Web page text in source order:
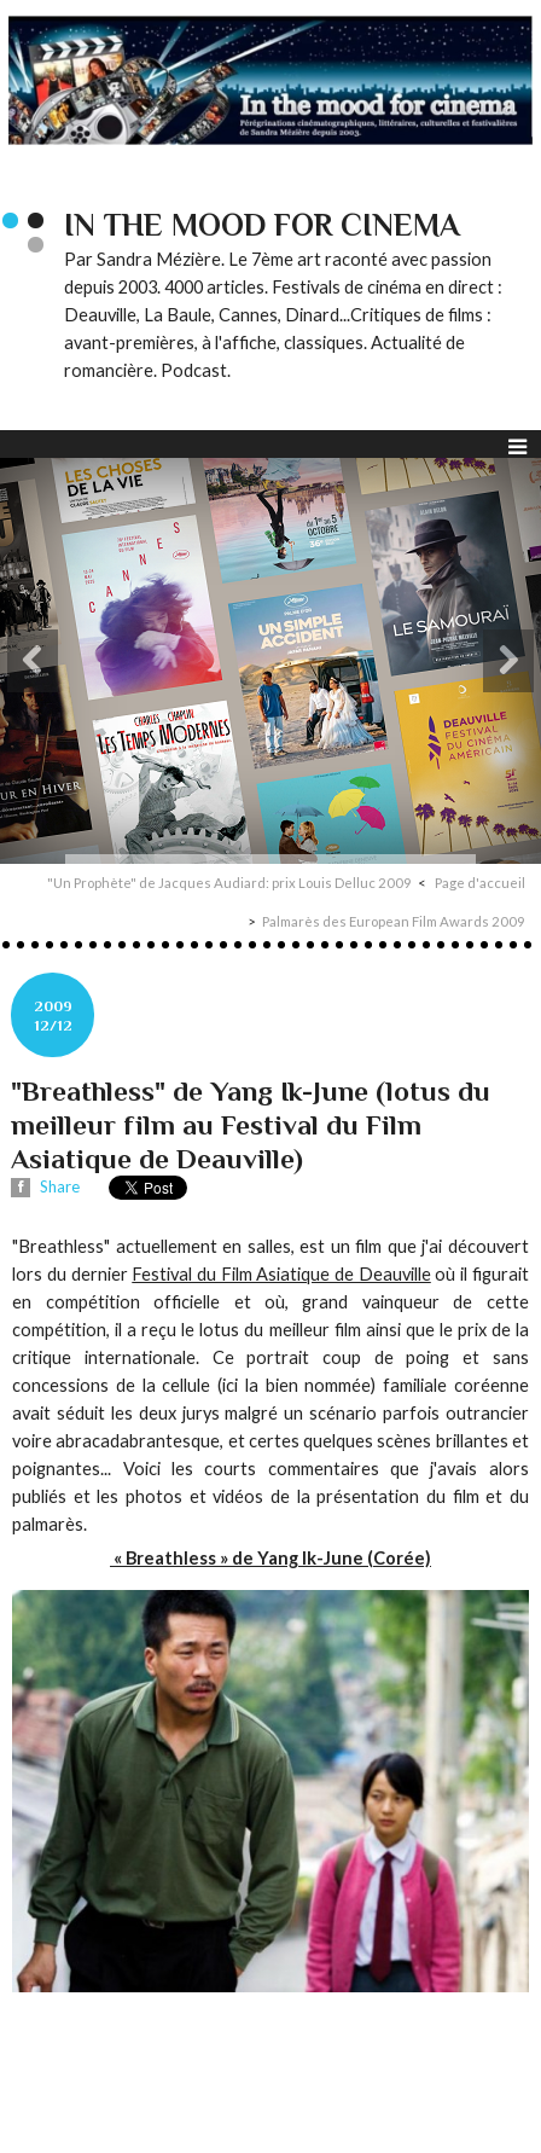
IN THE MOOD FOR CINEMA
Par Sandra Mézière. Le 7ème art raconté avec passion
depuis 2003. 4000 articles. Festivals de cinéma en direct :
Deauville, La Baule, Cannes, Dinard...Critiques de films :
avant-premières, à l'affiche, classiques. Actualité de
romancière. Podcast.
"Un Prophète" de Jacques Audiard: prix Louis Delluc 2009 Page d'accueil
Palmarès des European Film Awards 2009
2009
12/12
"Breathless" de Yang Ik-June (lotus du
meilleur film au Festival du Film
Asiatique de Deauville)
Share
"Breathless" actuellement en salles, est un film que j'ai découvert
lors du dernier Festival du Film Asiatique de Deauvilleoù il figurait
en compétition officielle et où, grand vainqueur de cette
compétition, il a reçu le lotus du meilleur film ainsi que le prix de la
critique internationale. Ce portrait coup de poing et sans
concessions de la cellule (ici la bien nommée) familiale coréenne
avait séduit les deux jurys malgré un scénario parfois outrancier
voire abracadabrantesque, et certes quelques scènes brillantes et
poignantes... Voici les courts commentaires que j'avais alors
publiés et les photos et vidéos de la présentation du film et du
palmarès.
« Breathless » de Yang Ik-June (Corée)